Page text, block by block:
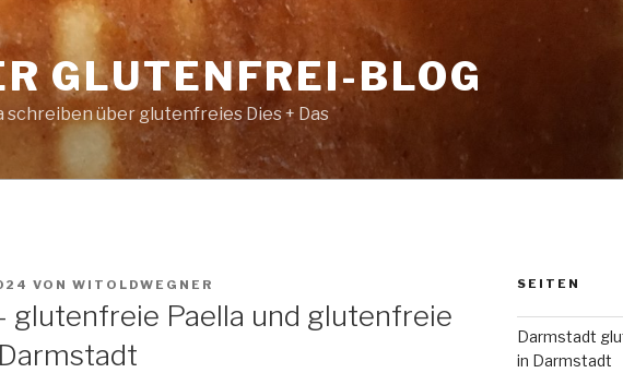
GLUTENFREI-BLOG
schreiben über glutenfreies Dies + Das
VON WITOLDWEGNER
glutenfreie Paella und glutenfreie
SEITEN
Darmstadt
in Darmstadt